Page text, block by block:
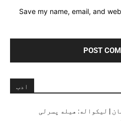
Save my name, email, and
ادب
| لیکواله: هیله پسرلی